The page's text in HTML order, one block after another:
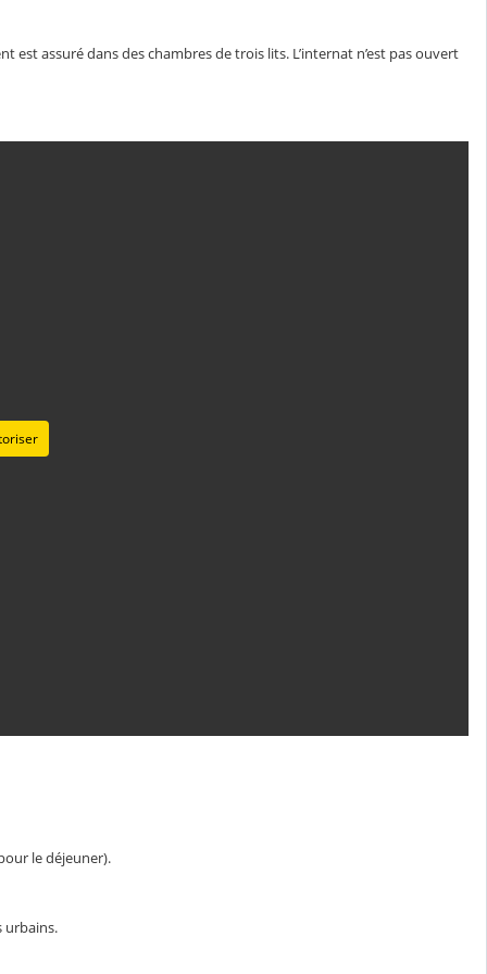
est assuré dans des chambres de trois lits. L’internat n’est pas ouvert
le déjeuner).
urbains.